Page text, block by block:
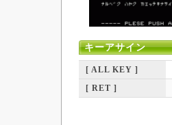
キーアサイン
[ ALL KEY ]
[ RET ]